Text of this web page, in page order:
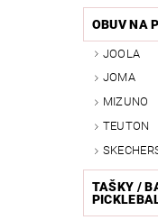
OBUV NA
JOOLA
JOMA
MIZUNO
TEUTON
TAŠKY /